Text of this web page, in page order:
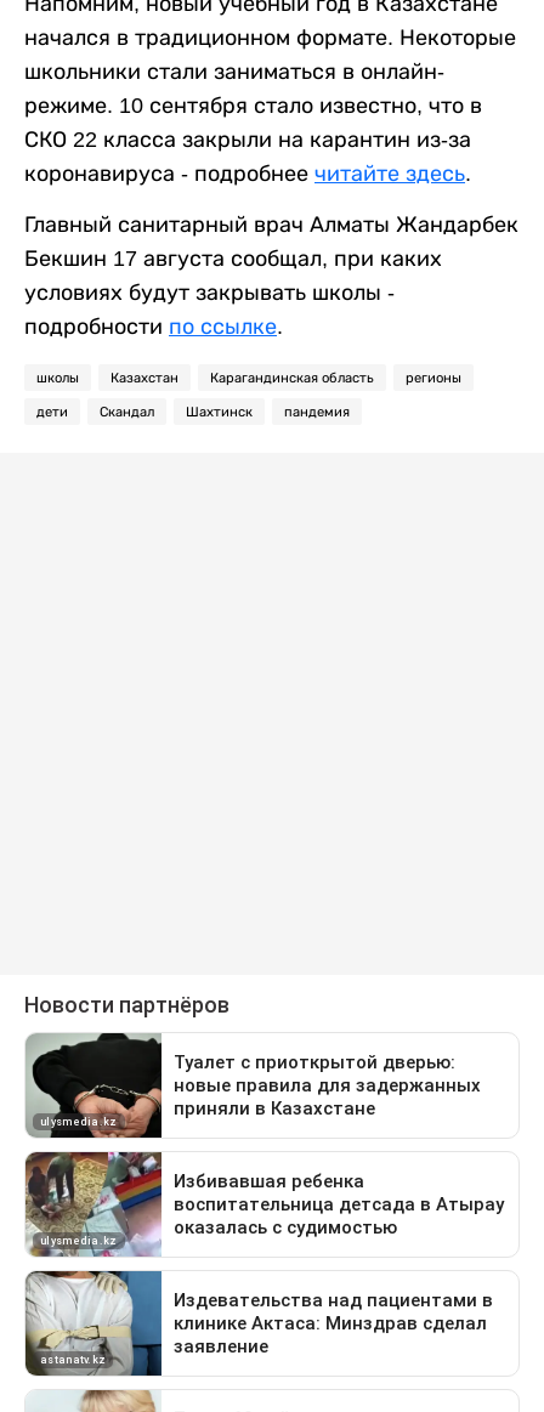
начался в традиционном формате. Некоторые
школьники стали заниматься в онлайн-
режиме. 10 сентября стало известно, что в
СКО 22 класса закрыли на карантин из-за
коронавируса - подробнее читайте здесь.
Главный санитарный врач Алматы Жандарбек
Бекшин 17 августа сообщал, при каких
условиях будут закрывать школы -
подробности по ссылке.
школы Казахстан Карагандинская область регионы
дети Скандал Шахтинск пандемия